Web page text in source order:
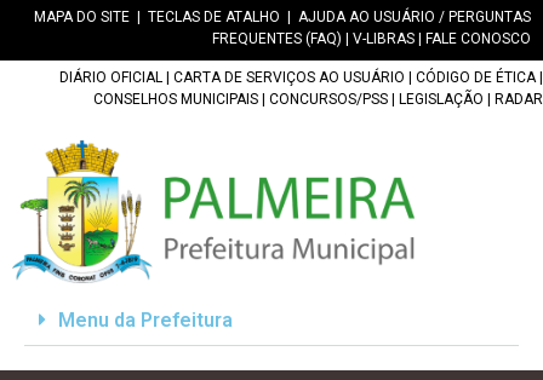
MAPA DO SITE TECLAS DE ATALHO
AJUDA AO USUÁRIO / PERGUNTAS
FREQUENTES (FAQ)
V-LIBRAS FALE CONOSCO
DIÁRIO OFICIAL CARTA DE SERVIÇOS AO USUÁRIO CÓDIGO DE ÉTICA|
CONSELHOS MUNICIPAIS
CONCURSOS/PSS LEGISLAÇÃO RADAR
Menu da Prefeitura